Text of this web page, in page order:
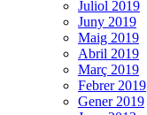
Juliol 2019
Juny 2019
Maig 2019
Abril 2019
Març 2019
Febrer 2019
Gener 2019